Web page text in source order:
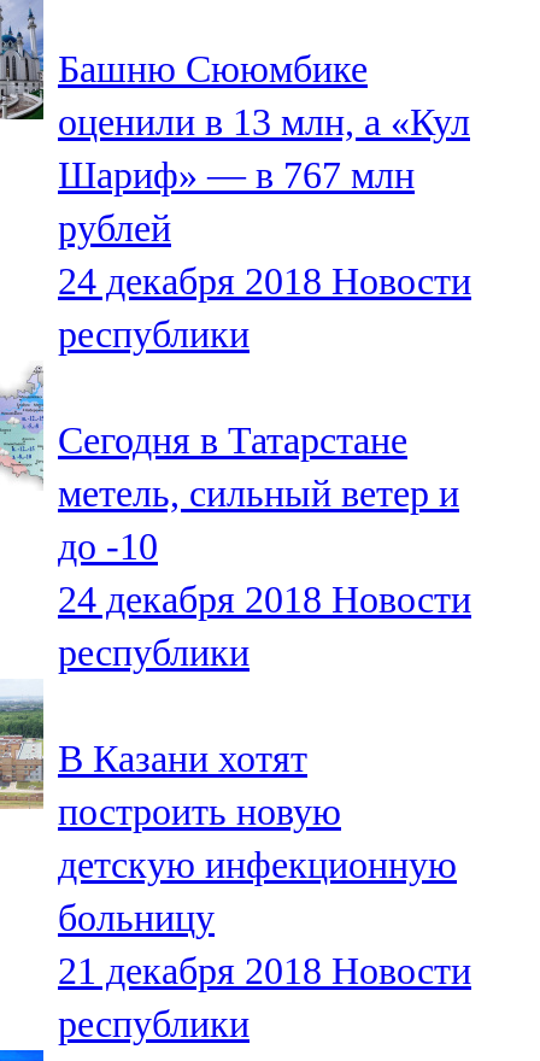
106,1 FM
Кама тамагы
71,51 FM
Кукмара
107,9 FM
Лениногорский
Мамадыш
106,2 FM
Минзәлә
107,3 FM
Мөслим
Нурлат
104,7 FM
Олы Әтнә
71,42 FM
Сарман
107,8 FM
Башню Сююмбике
оценили в 13 млн, а «Кул
Шариф» — в 767 млн
рублей
24 декабря 2018 Новости
республики
Сегодня в Татарстане
метель, сильный ветер и
до -10
24 декабря 2018 Новости
республики
В Казани хотят
построить новую
детскую инфекционную
больницу
21 декабря 2018 Новости
республики